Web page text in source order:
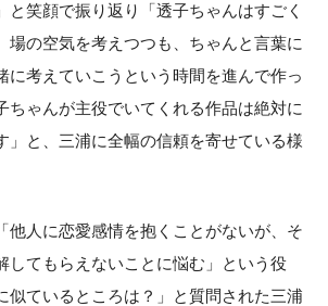
と笑顔で振り返り「透子ちゃんはすごく
場の空気を考えつつも、ちゃんと言葉に
に考えていこうという時間を進んで作っ
ちゃんが主役でいてくれる作品は絶対に
」と、三浦に全幅の信頼を寄せている様
他人に恋愛感情を抱くことがないが、そ
してもらえないことに悩む」という役
似ているところは？」と質問された三浦